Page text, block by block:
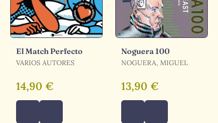
El Match Perfecto
VARIOS AUTORES
14,90 €
Noguera 100
NOGUERA, MIGUEL
13,90 €